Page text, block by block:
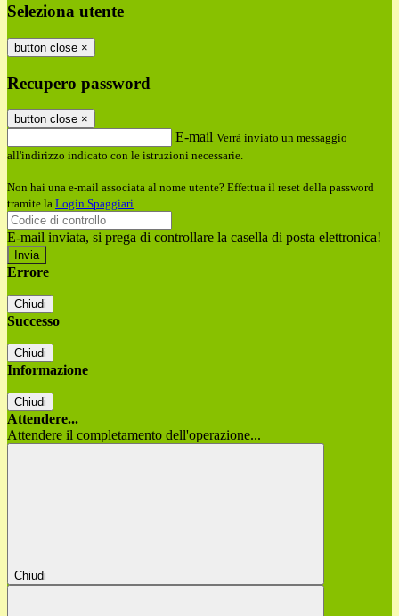
Seleziona utente
button close ×
Recupero password
button close ×
E-mail Verrà inviato un messaggio
all'indirizzo indicato con le istruzioni necessarie.
Non hai una e-mail associata al nome utente? Effettua il reset della password
tramite la Login Spaggiari
E-mail inviata, si prega di controllare la casella di posta elettronica!
Errore
Chiudi
Successo
Chiudi
Informazione
Chiudi
Attendere...
Attendere il completamento dell'operazione...
Chiudi